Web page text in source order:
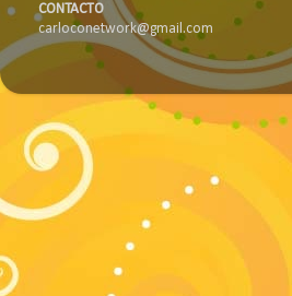
CONTACTO
carloconetwork@gmail.com